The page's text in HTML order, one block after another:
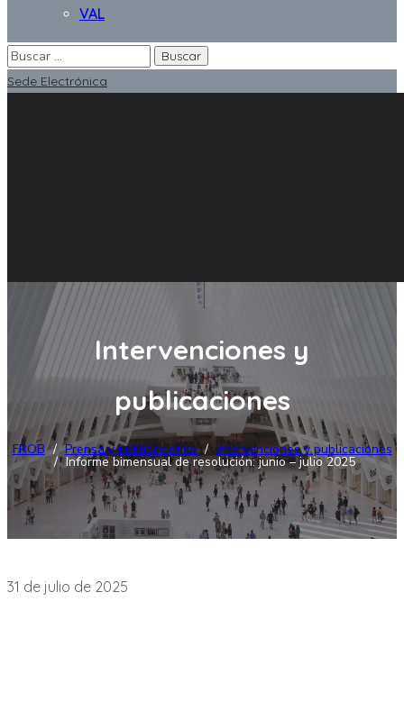
VAL
Sede Electrónica
Intervenciones y
publicaciones
FROB / Prensa y publicaciones / Intervenciones y publicaciones
/ Informe bimensual de resolución: junio – julio 2025
31 de julio de 2025